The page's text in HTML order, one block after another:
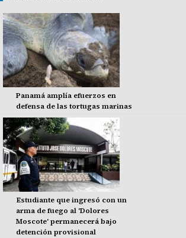
Panamá amplía efuerzos en
defensa de las tortugas marinas
Estudiante que ingresó con un
arma de fuego al 'Dolores
Moscote' permanecerá bajo
detención provisional